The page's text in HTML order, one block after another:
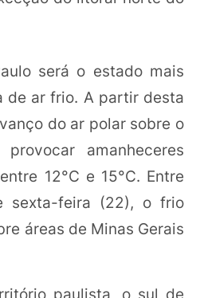
será o estado mais
de ar frio. A partir desta
do ar polar sobre o
amanheceres
12°C e 15°C. Entre
sexta-feira (22), o frio
áreas de Minas Gerais
paulista, o sul de